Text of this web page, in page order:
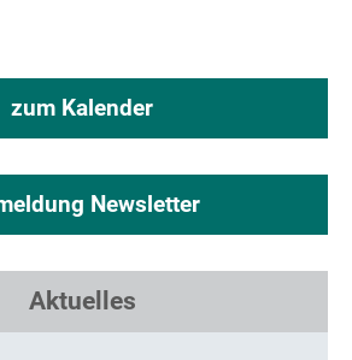
zum Kalender
Newsletter
Aktuelles